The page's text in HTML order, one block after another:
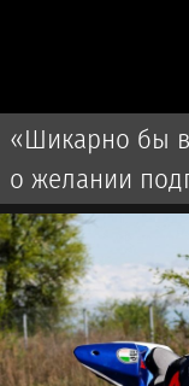
«Шикарно бы
о желании
мадридского